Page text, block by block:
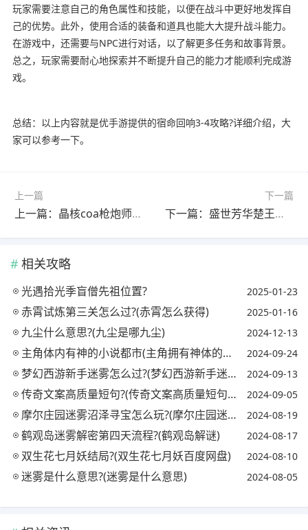
玩家需要注意自己的角色属性和技能，以便在战斗中更好地发挥自
己的优势。此外，使用合适的装备和道具也能大大提升战斗能力。
在游戏中，还需要与NPC进行对话，以了解更多任务和故事背景。
总之，玩家需要耐心地探索并不断提升自己的能力才能顺利完成游
戏。
总结：以上内容就是优手游提供的宿命回响3-4攻略?详细介绍，大
家可以参考一下。
上一篇
上一篇：晶核coa枪炮师副本技能搭配?(晶核是谁的突破材料)
下一篇
下一篇：盛世芳华楚王菜谱攻略?(盛世芳华楚王菜谱攻略2023)
相关攻略
光遇拾光季盲僧先祖位置? 2025-01-23
赤霄试炼第三关怎么过?(赤霄怎么获得) 2025-01-16
九尘什么意思?(九尘是哪九尘) 2024-12-13
主角体内有神的小说都市(主角拥有神体的玄幻小说推荐) 2024-09-24
梦幻西游新手迷雾怎么过?(梦幻西游新手迷雾怎么过视频) 2024-09-13
传奇文案高质量短句?(传奇文案高质量短句图片) 2024-09-05
摩尔庄园迷雾沼泽寻宝怎么玩?(摩尔庄园迷雾沼泽在哪儿) 2024-08-19
鹤观岛迷雾解密第四天流程?(鹤观岛解谜) 2024-08-17
双生花七月妖结局?(双生花七月妖百度网盘) 2024-08-10
迷雾是什么意思?(迷雾是什么意思) 2024-08-05